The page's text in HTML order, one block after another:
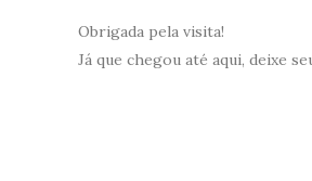
Obrigada pela visita!
Já que chegou até aqui, deixe